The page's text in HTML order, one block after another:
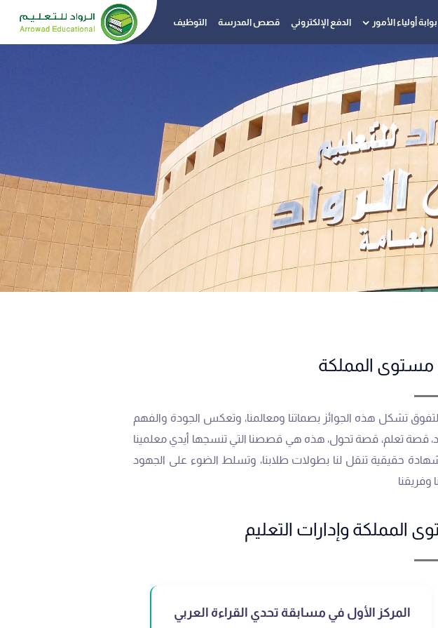
بوابة أولياء الأمور الدفع الإلكتروني قصص المدرسة التوظيف
تشكل هذه الجوائز بصماتنا ومعالمنا، وتعكس الجودة والفهم
قصة تعلم، قصة تحول، هذه هي قصصنا التي تنسجها أيدي معلمينا
حقيقية تنقل لنا بطولات طلابنا، وتسلط الضوء على الجهود
وفريقنا
المركز الأول في مسابقة تحدي القراءة العربي